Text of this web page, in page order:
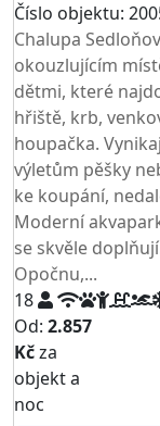
Číslo objektu:
Chalupa
okouzlujícím
dětmi, které
hřiště, krb,
houpačka.
výletům pěšky
ke koupání,
Moderní
se skvěle
Opočnu,...
18
Od: 2.857
Kčza
objekt a
noc